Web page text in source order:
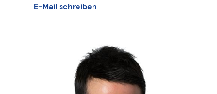
E-Mail schreiben